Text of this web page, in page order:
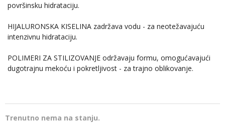
površinsku hidrataciju.
HIJALURONSKA KISELINA zadržava vodu - za neotežavajuću
intenzivnu hidrataciju.
POLIMERI ZA STILIZOVANJE održavaju formu, omogućavajući
dugotrajnu mekoću i pokretljivost - za trajno oblikovanje.
Trenutno nema na stanju.